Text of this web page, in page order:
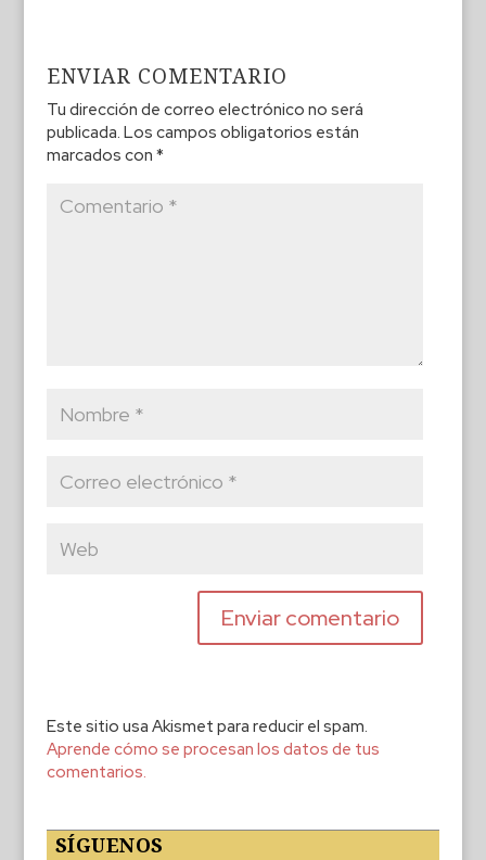
ENVIAR COMENTARIO
Tu dirección de correo electrónico no será
publicada. Los campos obligatorios están
marcados con *
Este sitio usa Akismet para reducir el spam.
Aprende cómo se procesan los datos de tus
comentarios.
SÍGUENOS